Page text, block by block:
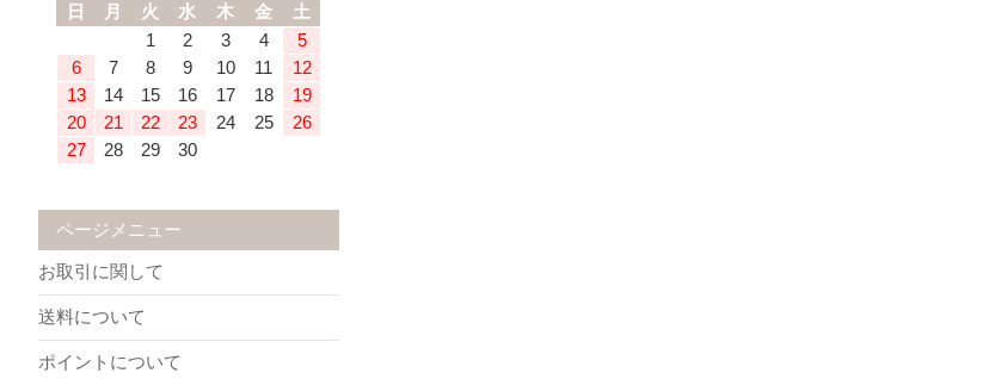
日
月 火 水 木 金
土
1
2 3 4
5
6
7 8 9 10 11
12
13
14 15 16 17 18
19
20
21 22 23 24 25
26
27
28 29 30
ページメニュー
お取引に関して
送料について
ポイントについて